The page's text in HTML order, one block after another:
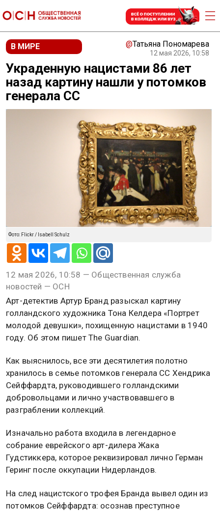
В МИРЕ @Татьяна Пономарева
12 мая 2026, 10:58
Украденную нацистами 86 лет
назад картину нашли у потомков
генерала СС
Фото: Flickr / Isabell Schulz
12 мая 2026, 10:58 — Общественная служба
новостей — ОСН
Арт-детектив Артур Бранд разыскал картину
голландского художника Тона Келдера «Портрет
молодой девушки», похищенную нацистами в 1940
году. Об этом пишет The Guardian.
Как выяснилось, все эти десятилетия полотно
хранилось в семье потомков генерала СС Хендрика
Сейффардта, руководившего голландскими
добровольцами и лично участвовавшего в
разграблении коллекций.
Изначально работа входила в легендарное
собрание еврейского арт-дилера Жака
Гудстиккера, которое реквизировал лично Герман
Геринг после оккупации Нидерландов.
На след нацистского трофея Бранда вывел один из
потомков Сейффардта: осознав преступное